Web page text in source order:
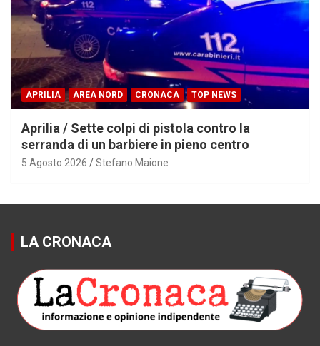
APRILIA AREA NORD CRONACA TOP NEWS
Aprilia / Sette colpi di pistola contro la
serranda di un barbiere in pieno centro
5 Agosto 2026 Stefano Maione
LA CRONACA